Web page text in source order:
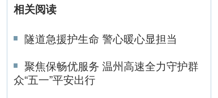
相关阅读
隧道急援护生命 警心暖心显担当
聚焦保畅优服务 温州高速全力守护群
众“五一”平安出行